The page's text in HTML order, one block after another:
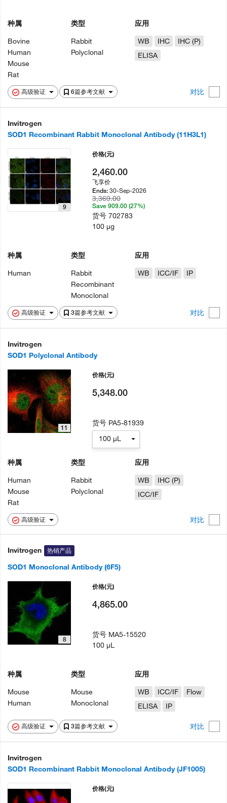
高级验证 6篇参考文献 对比
种属
Bovine
Human
Mouse
Rat
类型
Rabbit
Polyclonal
应用
WB
IHC
IHC (P)
ELISA
Invitrogen
SOD1 Recombinant Rabbit Monoclonal Antibody (11H3L1)
高级验证 3篇参考文献 对比
9
种属
Human
类型
Rabbit
Recombinant
Monoclonal
应用
WB
ICC/IF IP
价格(元)
2,460.00
飞享价
Ends:30-Sep-2026
3,369.00
Save 909.00 (27%)
货号702783
100 µg
Invitrogen
SOD1 Polyclonal Antibody
高级验证 对比
11
种属
Human
Mouse
Rat
类型
Rabbit
Polyclonal
应用
WB
IHC (P)
ICC/IF
价格(元)
5,348.00
货号 PA5-81939
100 µL
Invitrogen 热销产品
SOD1 Monoclonal Antibody (6F5)
高级验证 3篇参考文献 对比
8
种属
Mouse
Human
类型
Mouse
Monoclonal
应用
WB
ICC/IF
Flow
ELISA
IP
价格(元)
4,865.00
货号 MA5-15520
100 µL
Invitrogen
SOD1 Recombinant Rabbit Monoclonal Antibody (JF1005)
价格(元)